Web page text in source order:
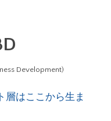
Development)
層はここから生ま